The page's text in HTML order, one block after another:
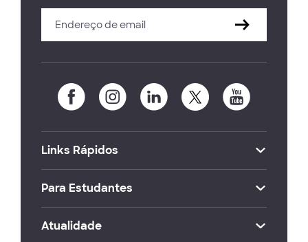
Links Rápidos
Para Estudantes
Atualidade